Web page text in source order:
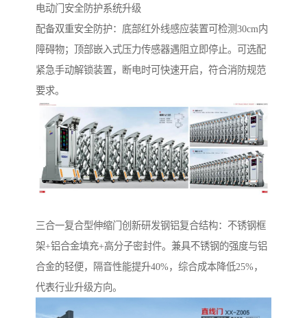
电动门安全防护系统升级‌
配备双重安全防护：底部红外线感应装置可检测30cm内
障碍物；顶部嵌入式压力传感器遇阻立即停止。可选配
紧急手动解锁装置，断电时可快速开启，符合消防规范
要求。
‌三合一复合型伸缩门‌创新研发钢铝复合结构：不锈钢框
架+铝合金填充+高分子密封件。兼具不锈钢的强度与铝
合金的轻便，隔音性能提升40%，综合成本降低25%，
代表行业升级方向。